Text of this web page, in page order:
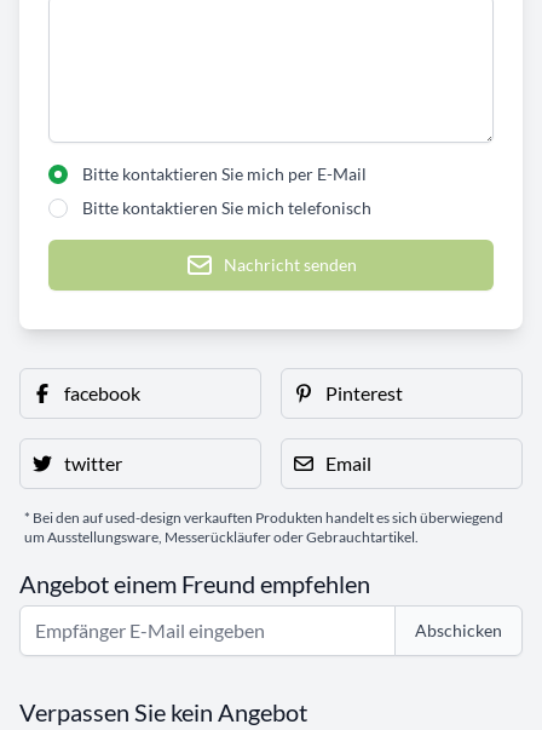
Bitte kontaktieren Sie mich per E-Mail
Bitte kontaktieren Sie mich telefonisch
Nachricht senden
facebook Pinterest
twitter Email
* Bei den auf used-design verkauften Produkten handelt es sich überwiegend
um Ausstellungsware, Messerückläufer oder Gebrauchtartikel.
Angebot einem Freund empfehlen
Abschicken
Verpassen Sie kein Angebot